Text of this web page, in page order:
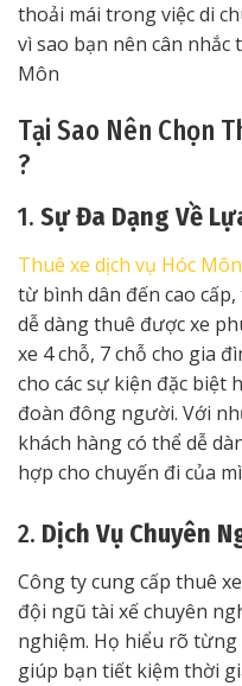
thoải mái trong việc di
vì sao bạn nên cân nhắc
Môn
Tại Sao Nên Chọn
?
1. Sự Đa Dạng Về
Thuê xe dịch vụ Hóc Môn
từ bình dân đến cao
dễ dàng thuê được xe
xe 4 chỗ, 7 chỗ cho gia
cho các sự kiện đặc biệt
đoàn đông người. Với
khách hàng có thể dễ
hợp cho chuyến đi của
2. Dịch Vụ Chuyên
Công ty cung cấp thuê
đội ngũ tài xế chuyên
nghiệm. Họ hiểu rõ
giúp bạn tiết kiệm thời